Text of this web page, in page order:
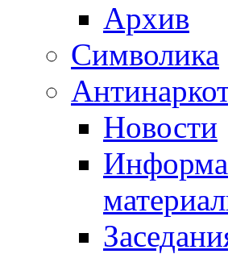
Архив
Символика
Новости